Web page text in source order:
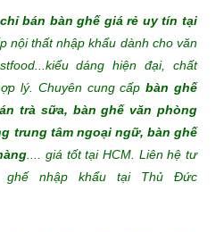
bán bàn ghế giá rẻ uy tín tại
nội thất nhập khẩu dành cho văn
dáng hiện đại, chất
lý. Chuyên cung cấpbàn ghế
trà sữa, bàn ghế văn phòng
trung tâm ngoại ngữ, bàn ghế
.... giá tốt tại HCM. Liên hệ tư
nhập khẩu tại Thủ Đức